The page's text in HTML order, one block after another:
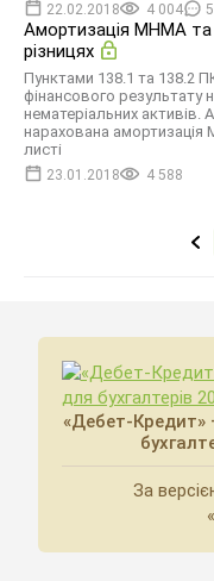
22.02.2018 4 004 5
Амортизація МНМА та
різницях
Пунктами 138.1 та 138.2
фінансового результату
нематеріальних активів.
нарахована амортизація
листі
23.01.2018 4 588
«Дебет-Кредит»
За